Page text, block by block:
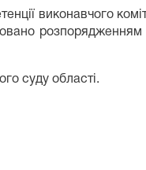
виконавчого
розпорядженням
суду області.